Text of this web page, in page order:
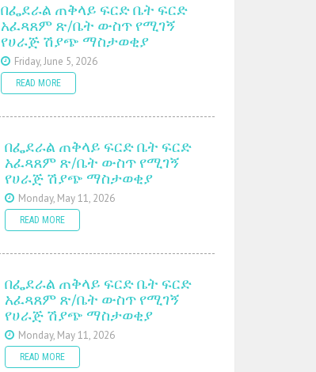
በፌደራል ጠቅላይ ፍርድ ቤት ፍርድ
አፈጻጸም ጽ/ቤት ውስጥ የሚገኝ
የሀራጅ ሽያጭ ማስታወቂያ
Friday, June 5, 2026
READ MORE
በፌደራል ጠቅላይ ፍርድ ቤት ፍርድ
አፈጻጸም ጽ/ቤት ውስጥ የሚገኝ
የሀራጅ ሽያጭ ማስታወቂያ
Monday, May 11, 2026
READ MORE
በፌደራል ጠቅላይ ፍርድ ቤት ፍርድ
አፈጻጸም ጽ/ቤት ውስጥ የሚገኝ
የሀራጅ ሽያጭ ማስታወቂያ
Monday, May 11, 2026
READ MORE